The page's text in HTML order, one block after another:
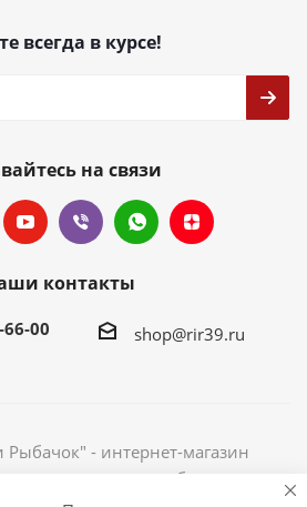
всегда в курсе!
на связи
контакты
00 shop@rir39.ru
- интернет-магазин
законом об авторских